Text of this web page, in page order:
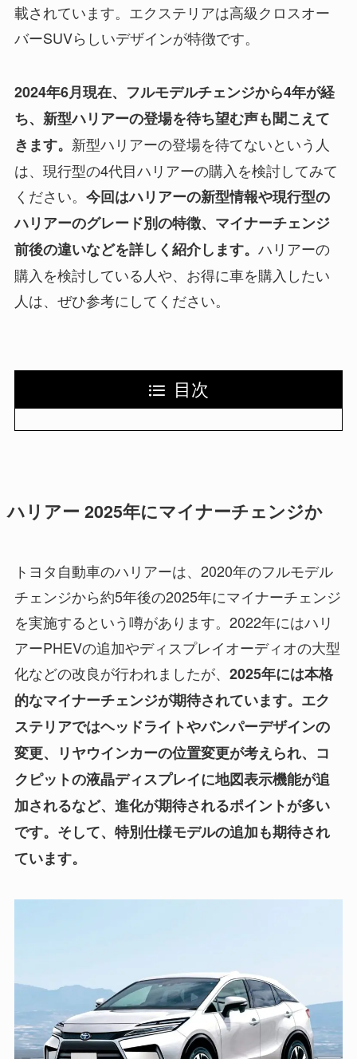
載されています。エクステリアは高級クロスオー
バーSUVらしいデザインが特徴です。
2024年6月現在、フルモデルチェンジから4年が経
ち、新型ハリアーの登場を待ち望む声も聞こえて
きます。 新型ハリアーの登場を待てないという人
は、現行型の4代目ハリアーの購入を検討してみて
ください。 今回はハリアーの新型情報や現行型の
ハリアーのグレード別の特徴、マイナーチェンジ
前後の違いなどを詳しく紹介します。 ハリアーの
購入を検討している人や、お得に車を購入したい
人は、ぜひ参考にしてください。
目次
ハリアー 2025年にマイナーチェンジか
トヨタ自動車のハリアーは、2020年のフルモデル
チェンジから約5年後の2025年にマイナーチェンジ
を実施するという噂があります。2022年にはハリ
アーPHEVの追加やディスプレイオーディオの大型
化などの改良が行われましたが、 2025年には本格
的なマイナーチェンジが期待されています。エク
ステリアではヘッドライトやバンパーデザインの
変更、リヤウインカーの位置変更が考えられ、コ
クピットの液晶ディスプレイに地図表示機能が追
加されるなど、進化が期待されるポイントが多い
です。そして、特別仕様モデルの追加も期待され
ています。